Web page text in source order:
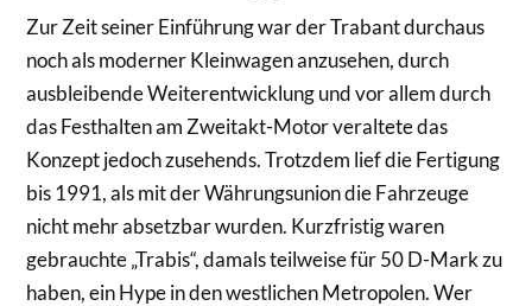
Zur Zeit seiner Einführung war der Trabant durchaus
noch als moderner Kleinwagen anzusehen, durch
ausbleibende Weiterentwicklung und vor allem durch
das Festhalten am Zweitakt-Motor veraltete das
Konzept jedoch zusehends. Trotzdem lief die Fertigung
bis 1991, als mit der Währungsunion die Fahrzeuge
nicht mehr absetzbar wurden. Kurzfristig waren
gebrauchte „Trabis“, damals teilweise für 50 D-Mark zu
haben, ein Hype in den westlichen Metropolen. Wer